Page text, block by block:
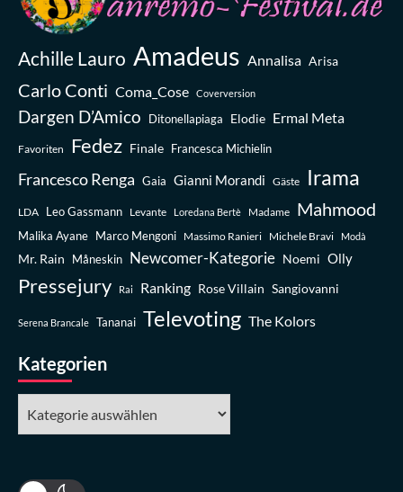
Achille Lauro Amadeus Annalisa Arisa
Carlo Conti Coma_Cose Coverversion
Dargen D’Amico Ditonellapiaga Elodie Ermal Meta
Favoriten Fedez Finale Francesca Michielin
Francesco Renga Gaia Gianni Morandi Gäste Irama
LDA Leo Gassmann Levante Loredana Bertè Madame Mahmood
Malika Ayane Marco Mengoni Massimo Ranieri Michele Bravi Modà
Mr. Rain Måneskin Newcomer-Kategorie Noemi Olly
Pressejury Rai Ranking Rose Villain Sangiovanni
Serena Brancale Tananai Televoting The Kolors
Kategorien